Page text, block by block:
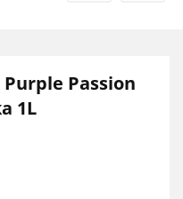
Passion
1L